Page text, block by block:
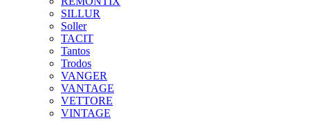
SILLUR
Soller
TACIT
Tantos
Trodos
VANGER
VANTAGE
VETTORE
VINTAGE